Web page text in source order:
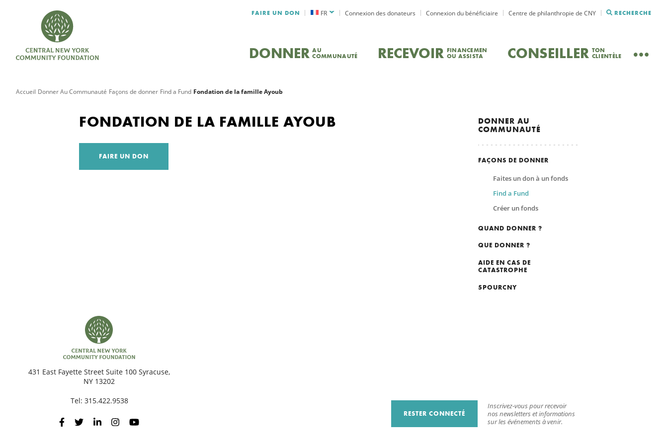
FAIRE UN DON FR Connexion des donateurs Connexion du bénéficiaire Centre de philanthropie de CNY RECHERCHE
DONNER AU
COMMUNAUTÉ RECEVOIR FINANCEMEN
OU ASSISTA CONSEILLER TON
CLIENTÈLE
Accueil Donner Au Communauté Façons de donner Find a Fund Fondation de la famille Ayoub
FONDATION DE LA FAMILLE AYOUB
FAIRE UN DON
DONNER AU
COMMUNAUTÉ
FAÇONS DE DONNER
Faites un don à un fonds
Find a Fund
Créer un fonds
QUAND DONNER ?
QUE DONNER ?
AIDE EN CAS DE
CATASTROPHE
5POURCNY
431 East Fayette Street Suite 100 Syracuse,
NY 13202
Tel: 315.422.9538
RESTER CONNECTÉ
Inscrivez-vous pour recevoir
nos newsletters et informations
sur les événements à venir.